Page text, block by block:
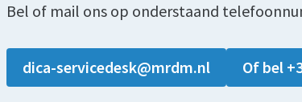
Bel of mail ons op onderstaand
dica-servicedesk@mrdm.nl Of bel